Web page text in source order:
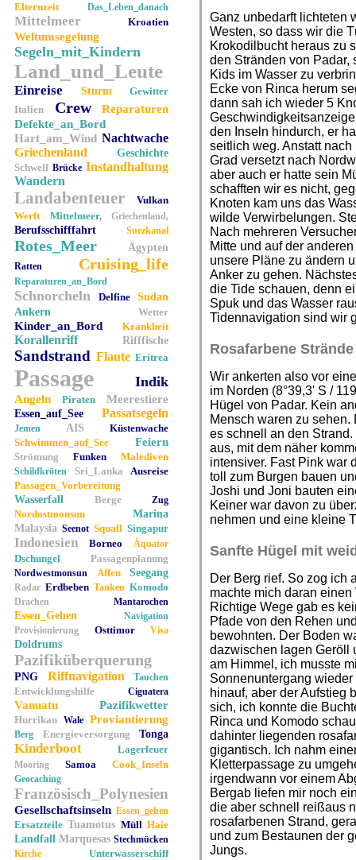
Elternzeit Das_Leben_danach
Mittelmeer Kroatien
Weltumsegelung
Segeln_mit_Kindern
Land_und_Leute
Einreise Sturm
Gewitter
Italien
Crew
Reparaturen
Defekte_an_Bord
Hart_am_Wind Nachtwache
Griechenland
Geschichte
Schwell Brücke Instandhaltung
Wandern
Landabenteuer
Vulkan
Werft
Mittelmeer, Griechenland,
Berufsschifffahrt Suezkanal
Rotes_Meer Ägypten
Ratten Cruising_life
Reparaturen_an_Bord
Schnorcheln Delfine
Sudan
Ankern
Wetter
Kinder_an_Bord Krankheit
Korallenriff Rifffische
Sandstrand Flaute Eritrea
Passage Indik
Angeln Piraten Meerestiere
Essen_auf_See Passatsegeln
Jemen AIS
Küstenwache
Schwimmen_auf_See
Feiern
Strömung Funken Malediven
Schildkröten Sri_Lanka
Ausreise
Passagen_Vorbereitung
Wasserfall
Berge Zug
Nordostmonsun
Marina
Malaysia Seenot Squall Singapur
Indonesien Borneo Äquator
Dschungel Passagenplanung
Nordwestmonsun Affen Seegang
Radar Erdbeben Tanken Komodo
Drachen Mantarochen
Essen_Gehen
Navigation
Provisionierung
Osttimor Visa
Doldrums
Pazifiküberquerung
PNG Riffnavigation Tauchen
Entwicklungshilfe Ciguatera
Vanuatu Pazifikwetter
Hurrikan Wale Proviantierung
Berg Energieversorgung Tonga
Kinderboot Lagerfeuer
Mooring Samoa Cook_Inseln
Geocaching
Französisch_Polynesien
Gesellschaftsinseln Essen_gehen
Ersatzteile Tuamotus Müll Haie
Landfall Marquesas Stechmücken
Kirche
Unterwasserschiff
Ganz unbedarft lichteten
Westen, so dass wir die
Krokodilbucht heraus zu
den Stränden von Padar,
Kids im Wasser zu
Ecke von Rinca herum
dann sah ich wieder 5
den Inseln hindurch, er
seitlich weg. Anstatt
Grad versetzt nach
aber auch er hatte sein
schafften wir es nicht,
Knoten kam uns das
wilde Verwirbelungen.
Nach mehreren
Mitte und auf der
unsere Pläne zu ändern
Anker zu gehen.
die Tide schauen, denn
Spuk und das Wasser
Tidennavigation sind wir
Rosafarbene Strände
Wir ankerten also vor
im Norden (8°39,3' S /
Hügel von Padar. Kein
Mensch waren zu
es schnell an den
aus, mit dem näher
intensiver. Fast Pink war
toll zum Burgen bauen
Joshi und Joni bauten
Keiner war davon zu
nehmen und eine kleine
Sanfte Hügel mit
Der Berg rief. So zog ich
machte mich daran
Richtige Wege gab es
Pfade von den Rehen
bewohnten. Der Boden
dazwischen lagen Geröll
am Himmel, ich musste
Sonnenuntergang
hinauf, aber der Aufstieg
sich, ich konnte die
Rinca und Komodo
dahinter liegenden
gigantisch. Ich nahm
Kletterpassage zu
irgendwann vor einem
Bergab liefen mir noch
die aber schnell reißaus
rosafarbenen Strand,
und zum Bestaunen der
Jungs.